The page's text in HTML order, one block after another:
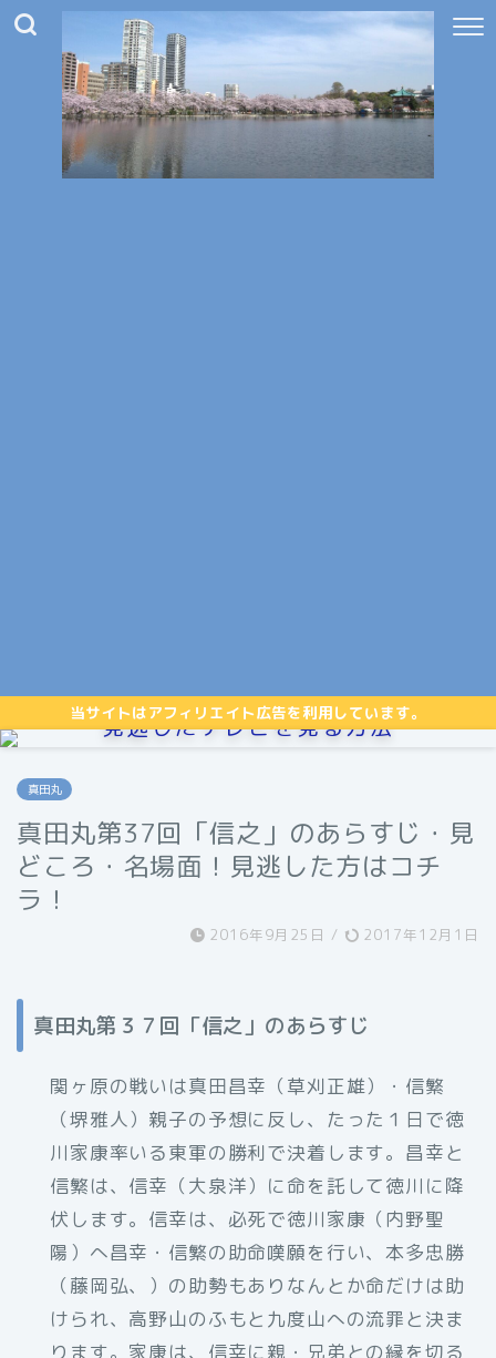
当サイトはアフィリエイト広告を利用しています。
見逃したテレビを見る方法
真田丸
真田丸第37回「信之」のあらすじ・見
どころ・名場面！見逃した方はコチ
ラ！
2016年9月25日 / 2017年12月1日
真田丸第３７回「信之」のあらすじ
関ヶ原の戦いは真田昌幸（草刈正雄）・信繁
（堺雅人）親子の予想に反し、たった１日で徳
川家康率いる東軍の勝利で決着します。昌幸と
信繁は、信幸（大泉洋）に命を託して徳川に降
伏します。信幸は、必死で徳川家康（内野聖
陽）へ昌幸・信繁の助命嘆願を行い、本多忠勝
（藤岡弘、）の助勢もありなんとか命だけは助
けられ、高野山のふもと九度山への流罪と決ま
ります。家康は、信幸に親・兄弟との縁を切る